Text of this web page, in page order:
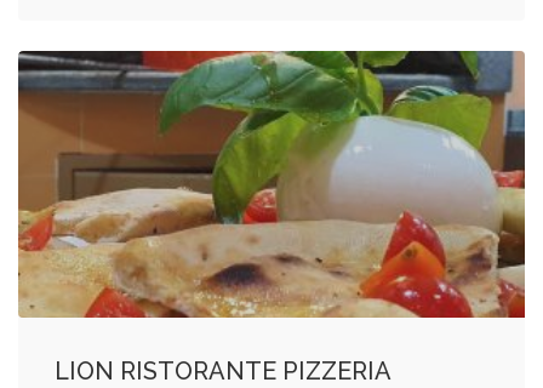
LION RISTORANTE PIZZERIA